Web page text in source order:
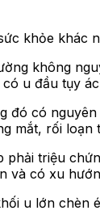
khỏe
không
u đầu tụy
đó có
mắt, rối loạn
triệu
và có xu
u lớn